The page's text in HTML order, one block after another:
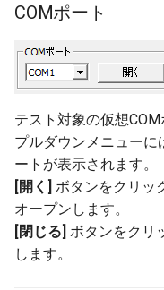
COMポート
テスト対象の仮想
プルダウンメニューに
ートが表示されます。
[開く] ボタンをクリッ
オープンします。
[閉じる] ボタンをクリ
します。